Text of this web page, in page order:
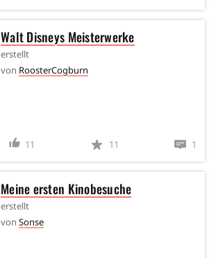
Walt Disneys Meisterwerke
erstellt
von RoosterCogburn
11 11 1
Meine ersten Kinobesuche
erstellt
von Sonse